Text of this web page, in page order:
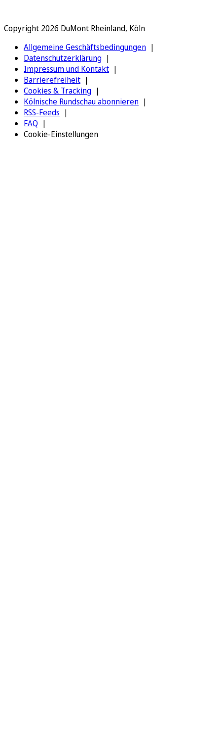
Copyright 2026 DuMont Rheinland, Köln
Allgemeine Geschäftsbedingungen
Datenschutzerklärung
Impressum und Kontakt
Barrierefreiheit
Cookies & Tracking
Kölnische Rundschau abonnieren
RSS-Feeds
FAQ
Cookie-Einstellungen